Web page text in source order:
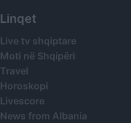
Linqet
Live tv shqiptare
Moti në Shqipëri
Travel
Horoskopi
Livescore
News from Albania